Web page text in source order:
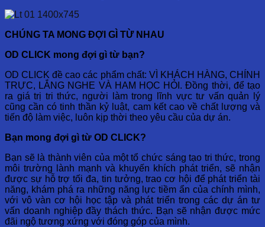
CHÚNG TA MONG ĐỢI GÌ TỪ NHAU
OD CLICK mong đợi gì từ bạn?
OD CLICK đề cao các phẩm chất: VÌ KHÁCH HÀNG, CHÍNH
TRỰC, LẮNG NGHE VÀ HAM HỌC HỎI. Đồng thời, để tạo
ra giá trị tri thức, người làm trong lĩnh vực tư vấn quản lý
cũng cần có tinh thần kỷ luật, cam kết cao về chất lượng và
tiến độ làm việc, luôn kịp thời theo yêu cầu của dự án.
Bạn mong đợi gì từ OD CLICK?
Bạn sẽ là thành viên của một tổ chức sáng tạo tri thức, trong
môi trường lành mạnh và khuyến khích phát triển, sẽ nhận
được sự hỗ trợ tối đa, tin tưởng, trao cơ hội để phát triển tài
năng, khám phá ra những năng lực tiềm ẩn của chính mình,
với vô vàn cơ hội học tập và phát triển trong các dự án tư
vấn doanh nghiệp đầy thách thức. Bạn sẽ nhận được mức
đãi ngộ tương xứng với đóng góp của mình.